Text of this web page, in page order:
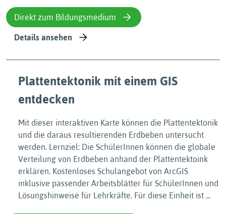
Direkt zum Bildungsmedium
Details ansehen
Plattentektonik mit einem GIS
entdecken
Mit dieser interaktiven Karte können die Plattentektonik
und die daraus resultierenden Erdbeben untersucht
werden. Lernziel: Die SchülerInnen können die globale
Verteilung von Erdbeben anhand der Plattentektoink
erklären. Kostenloses Schulangebot von ArcGIS
inklusive passender Arbeitsblätter für SchülerInnen und
Lösungshinweise für Lehrkräfte. Für diese Einheit ist ...